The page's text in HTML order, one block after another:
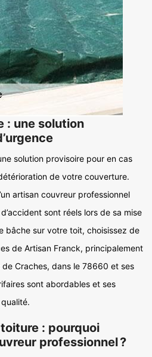
: une solution
solution provisoire pour en cas
de votre couverture.
artisan couvreur professionnel
sont réels lors de sa mise
bâche sur votre toit, choisissez de
de Artisan Franck, principalement
Craches, dans le 78660 et ses
sont abordables et ses
: pourquoi
professionnel ?